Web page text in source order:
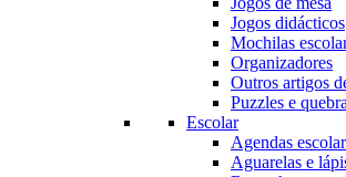
Jogos didácticos
Mochilas
Organizadores
Outros artigos
Puzzles e
Escolar
Agendas
Aguarelas e